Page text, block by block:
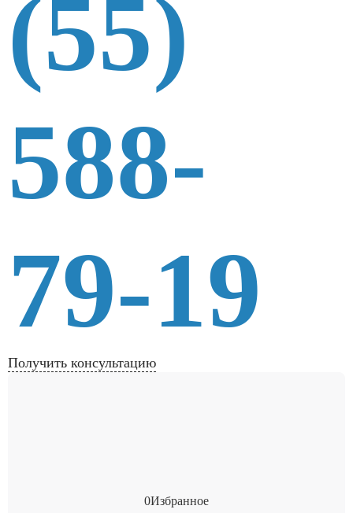
(55)
588-
79-19
Получить консультацию
0Избранное